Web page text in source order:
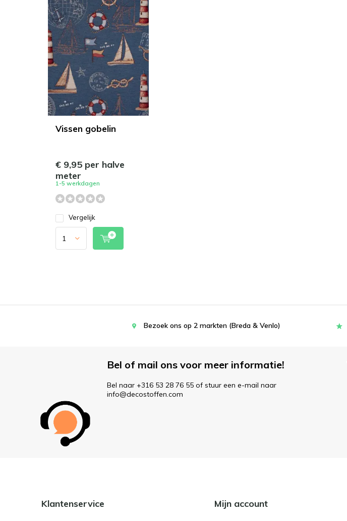
Vissen gobelin
€ 9,95 per halve
meter
1-5 werkdagen
Vergelijk
Bezoek ons op 2 markten (Breda & Venlo)
Bel of mail ons voor meer informatie!
Bel naar +316 53 28 76 55 of stuur een e-mail naar
info@decostoffen.com
Klantenservice Mijn account